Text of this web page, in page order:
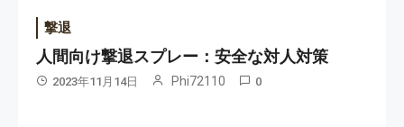
撃退
人間向け撃退スプレー：安全な対人対策
2023年11月14日 Phi72110 0